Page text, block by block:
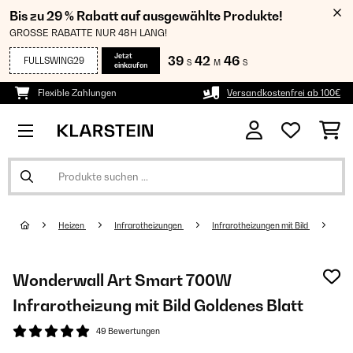
Bis zu 29 % Rabatt auf ausgewählte Produkte!
GROSSE RABATTE NUR 48H LANG!
FULLSWING29
Jetzt
einkaufen
39 S 42 M 45 S
Flexible Zahlungen Versandkostenfrei ab 100€
Heizen Infrarotheizungen Infrarotheizungen mit Bild
Wonderwall Art Smart 700W
Infrarotheizung mit Bild Goldenes Blatt
49 Bewertungen